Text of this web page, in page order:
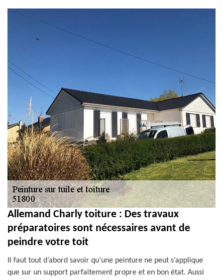
et PVC 51
Allemand Charly toiture : Des travaux
préparatoires sont nécessaires avant de
peindre votre toit
Il faut tout d’abord savoir qu’une peinture ne peut s’applique
que sur un support parfaitement propre et en bon état. Aussi